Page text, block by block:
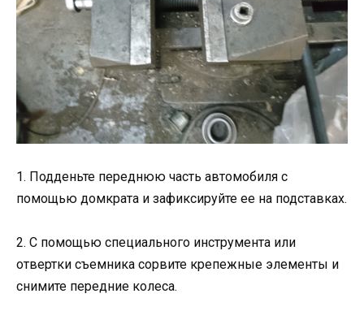
1. Подденьте переднюю часть автомобиля с
помощью домкрата и зафиксируйте ее на подставках.
2. С помощью специального инструмента или
отвертки съемника сорвите крепежные элементы и
снимите передние колеса.